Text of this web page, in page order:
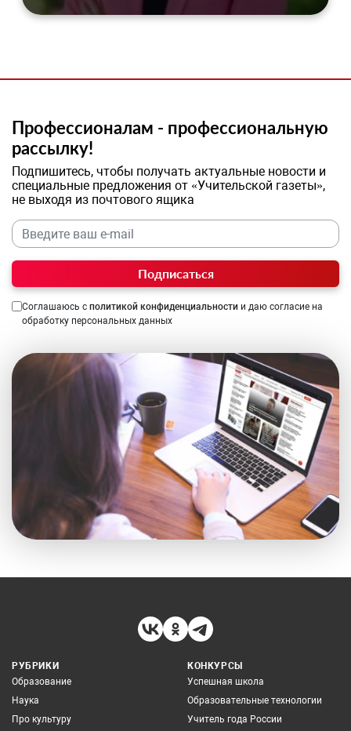
Профессионалам - профессиональную
рассылку!
Подпишитесь, чтобы получать актуальные новости и
специальные предложения от «Учительской газеты»,
не выходя из почтового ящика
Подписаться
Соглашаюсь с политикой конфиденциальности и даю согласие на
обработку персональных данных
РУБРИКИ
Образование
Наука
Про культуру
КОНКУРСЫ
Успешная школа
Образовательные технологии
Учитель года России